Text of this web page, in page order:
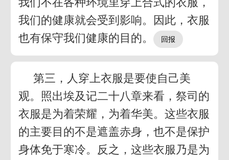
我们的健康就会受到影响。因此，衣服
也有保守我们健康的目的。
第三，人穿上衣服是要使自己美
观。照出埃及记二十八章来看，祭司的
衣服是为着荣耀，为着华美。这些衣服
的主要目的不是遮盖赤身，也不是保护
身体免于寒冷。反之，这些衣服乃是为